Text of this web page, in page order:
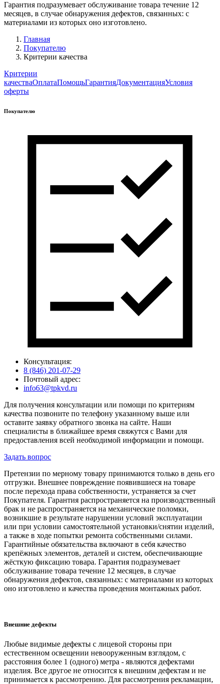
Гарантия подразумевает обслуживание товара течение 12
месяцев, в случае обнаружения дефектов, связанных: с
материалами из которых оно изготовлено.
Главная
Покупателю
Критерии качества
Критерии
качестваОплатаПомощьГарантияДокументацияУсловия
оферты
Покупателю
Консультация:
8 (846) 201-07-29
Почтовый адрес:
info63@tpkvd.ru
Для получения консультации или помощи по критериям
качества позвоните по телефону указанному выше или
оставите заявку обратного звонка на сайте. Наши
специалисты в ближайшее время свяжутся с Вами для
предоставления всей необходимой информации и помощи.
Задать вопрос
Претензии по мерному товару принимаются только в день его
отгрузки. Внешнее повреждение появившиеся на товаре
после перехода права собственности, устраняется за счет
Покупателя. Гарантия распространяется на производственный
брак и не распространяется на механические поломки,
возникшие в результате нарушении условий эксплуатации
или при условии самостоятельной установки/снятии изделий,
а также в ходе попытки ремонта собственными силами.
Гарантийные обязательства включают в себя качество
крепёжных элементов, деталей и систем, обеспечивающие
жёсткую фиксацию товара. Гарантия подразумевает
обслуживание товара течение 12 месяцев, в случае
обнаружения дефектов, связанных: с материалами из которых
оно изготовлено и качества проведения монтажных работ.
Внешние дефекты
Любые видимые дефекты с лицевой стороны при
естественном освещении невооруженным взглядом, с
расстояния более 1 (одного) метра - являются дефектами
изделия. Все другое не относится к внешним дефектам и не
принимается к рассмотрению. Для рассмотрения рекламации,